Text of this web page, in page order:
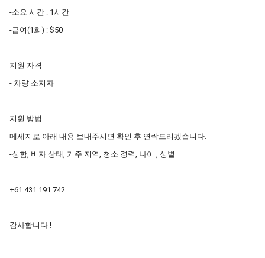
-소요 시간 : 1시간
-급여(1회) : $50
지원 자격
- 차량 소지자
지원 방법
메세지로 아래 내용 보내주시면 확인 후 연락드리겠습니다.
-성함, 비자 상태, 거주 지역, 청소 경력, 나이 , 성별
+61 431 191 742
감사합니다 !